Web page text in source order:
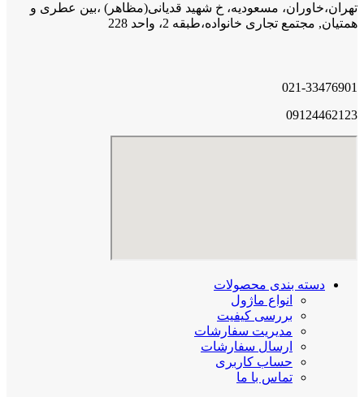
تهران،خاوران، مسعودیه، خ شهید قدیانی(مظاهر) ،بین عطری و
همتیان, مجتمع تجاری خانواده،طبقه 2، واحد 228
021-33476901
09124462123
دسته بندی محصولات
انواع ماژول
بررسی کیفیت
مدیریت سفارشات
ارسال سفارشات
حساب کاربری
تماس با ما